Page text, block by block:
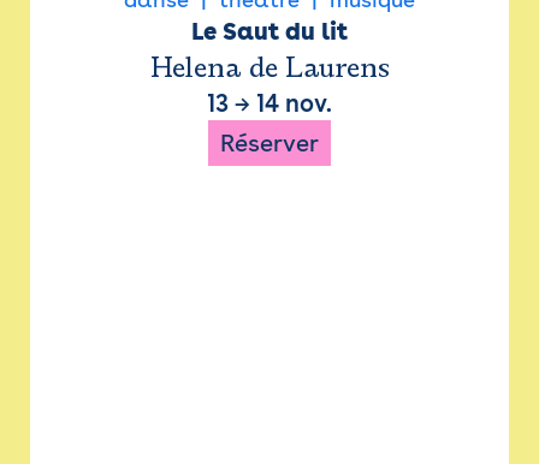
Le Saut du lit
Helena de Laurens
13 → 14 nov.
Réserver